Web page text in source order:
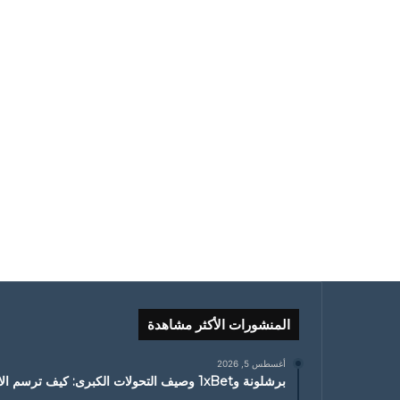
المنشورات الأكثر مشاهدة
أغسطس 5, 2026
برشلونة و1xBet وصيف التحولات الكبرى: كيف ترسم الانتقالات ملامح الموسم الجديد